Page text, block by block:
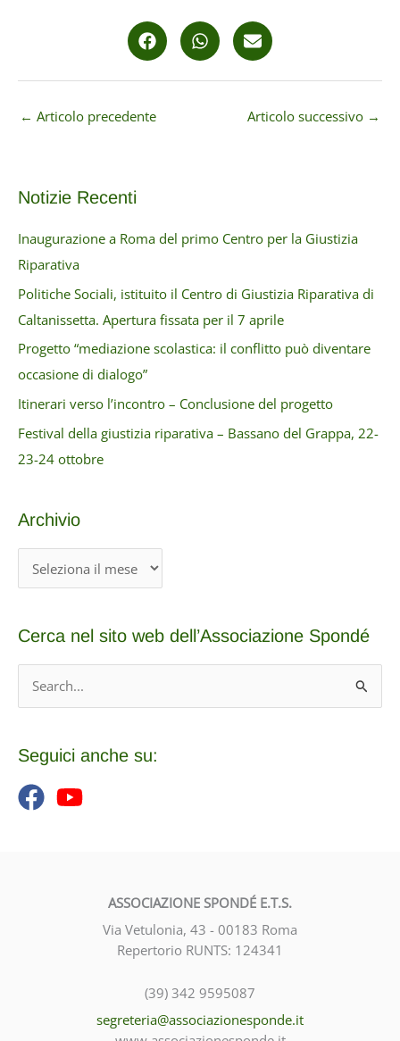
← Articolo precedente Articolo successivo →
Notizie Recenti
Inaugurazione a Roma del primo Centro per la Giustizia
Riparativa
Politiche Sociali, istituito il Centro di Giustizia Riparativa di
Caltanissetta. Apertura fissata per il 7 aprile
Progetto “mediazione scolastica: il conflitto può diventare
occasione di dialogo”
Itinerari verso l’incontro – Conclusione del progetto
Festival della giustizia riparativa – Bassano del Grappa, 22-
23-24 ottobre
Archivio
r
h
i
Cerca nel sito web dell’Associazione Spondé
c
:
Seguici anche su:
ASSOCIAZIONE SPONDÉ E.T.S.
Via Vetulonia, 43 - 00183 Roma
Repertorio RUNTS: 124341
(39) 342 9595087
segreteria@associazionesponde.it